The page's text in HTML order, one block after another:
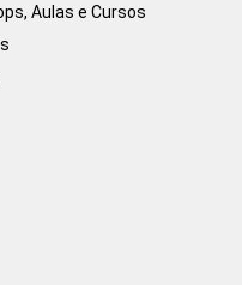
Aulas e Cursos